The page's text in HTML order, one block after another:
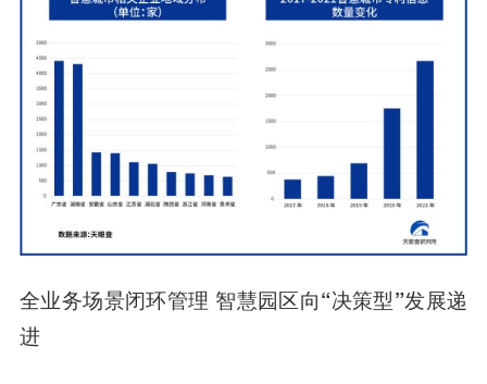
全业务场景闭环管理 智慧园区向“决策型”发展递
进